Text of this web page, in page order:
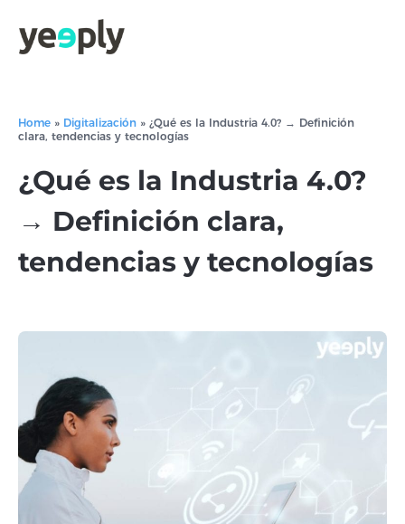
Home » Digitalización » ¿Qué es la Industria 4.0? → Definición
clara, tendencias y tecnologías
¿Qué es la Industria 4.0?
→ Definición clara,
tendencias y tecnologías